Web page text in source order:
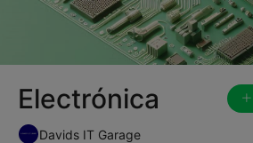
Electrónica
Davids IT Garage